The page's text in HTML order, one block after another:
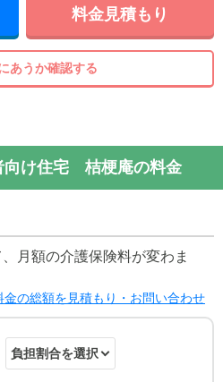
料金見積もり
あうか確認する
向け住宅 桔梗庵の料金
月額の介護保険料が変わま
金の総額を見積もり・お問い合わせ